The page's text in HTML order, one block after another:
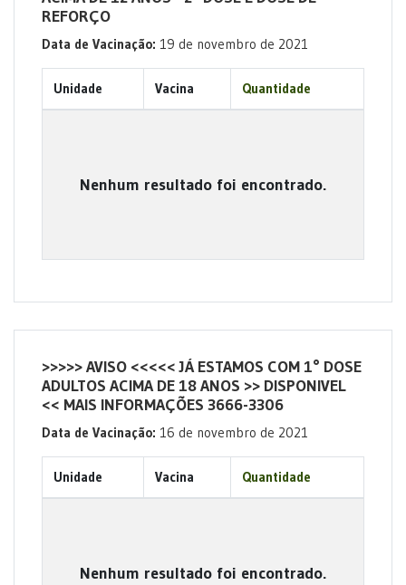
REFORÇO
Data de Vacinação: 19 de novembro de 2021
Unidade Vacina Quantidade
Nenhum resultado foi encontrado.
>>>>> AVISO <<<<< JÁ ESTAMOS COM 1° DOSE
ADULTOS ACIMA DE 18 ANOS >> DISPONIVEL
<< MAIS INFORMAÇÕES 3666-3306
Data de Vacinação: 16 de novembro de 2021
Unidade Vacina Quantidade
Nenhum resultado foi encontrado.